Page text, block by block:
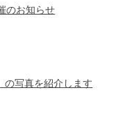
のお知らせ
の写真を紹介します